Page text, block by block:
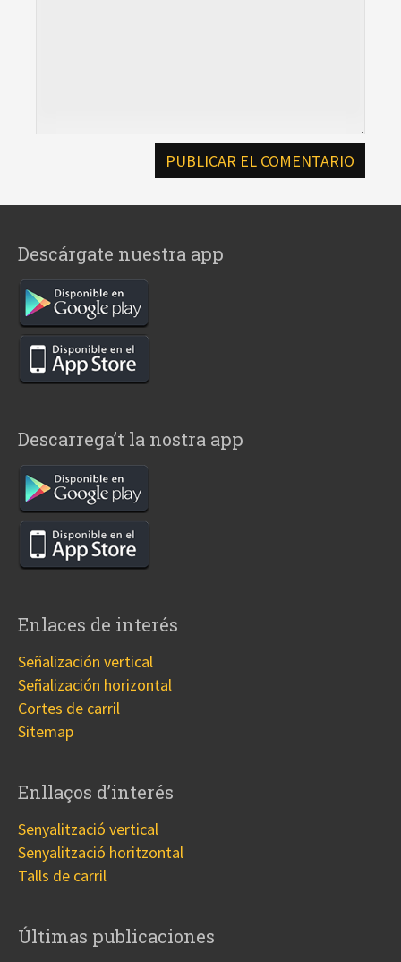
Descárgate nuestra app
Descarrega’t la nostra app
Enlaces de interés
Señalización vertical
Señalización horizontal
Cortes de carril
Sitemap
Enllaços d’interés
Senyalització vertical
Senyalització horitzontal
Talls de carril
Últimas publicaciones